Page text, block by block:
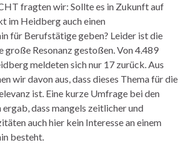
fragten wir: Sollte es in Zukunft auf
im Heidberg auch einen
für Berufstätige geben? Leider ist die
große Resonanz gestoßen. Von 4.489
meldeten sich nur 17 zurück. Aus
wir davon aus, dass dieses Thema für die
ist. Eine kurze Umfrage bei den
dass mangels zeitlicher und
auch hier kein Interesse an einem
besteht.